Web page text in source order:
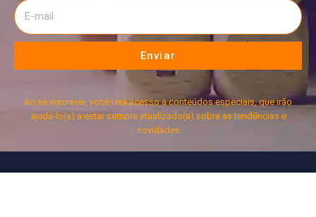
Enviar
Ao se inscrever, você terá acesso a conteúdos especiais, que irão
ajudá-lo(a) a estar sempre atualizado(a) sobre as tendências e
novidades